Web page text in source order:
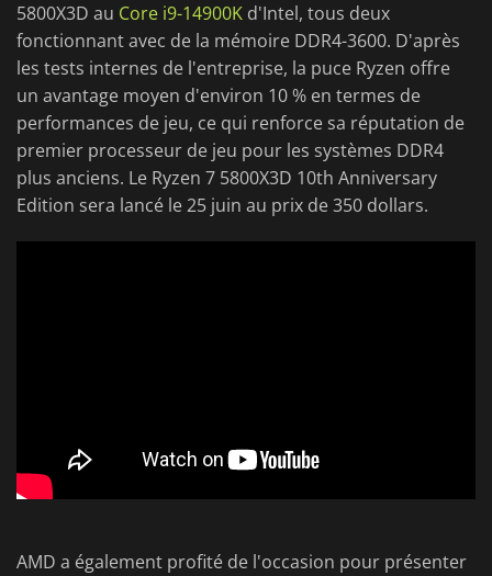
5800X3D au Core i9-14900K d'Intel, tous deux
fonctionnant avec de la mémoire DDR4-3600. D'après
les tests internes de l'entreprise, la puce Ryzen offre
un avantage moyen d'environ 10 % en termes de
performances de jeu, ce qui renforce sa réputation de
premier processeur de jeu pour les systèmes DDR4
plus anciens. Le Ryzen 7 5800X3D 10th Anniversary
Edition sera lancé le 25 juin au prix de 350 dollars.
AMD a également profité de l'occasion pour présenter